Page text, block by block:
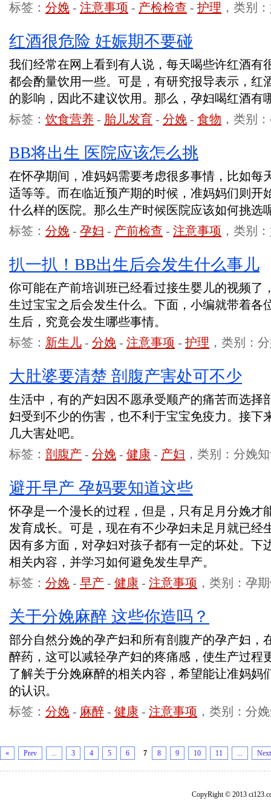
标签： 分娩 - 注意事项 - 产检检查 - 护理 ，类别
红酒很危险 妊娠期不要碰
我们经常在网上看到有人说，每天喝些许红酒有
都会酌量饮用一些。可是，有研究报导表示，红
的影响，因此不建议饮用。那么，孕妇喝红酒有
标签： 饮食营养 - 胎儿发育 - 分娩 - 食物 ，类别
BB将出生 医院应该怎么挑
在怀孕期间，准妈妈需要考虑很多事情，比如每
适等等。而在临近预产期的时候，准妈妈们则开
什么样的医院。那么生产时候医院应该如何挑选
标签： 分娩 - 孕妇 - 产前检查 - 注意事项 ，类别
扒一扒！BB出生后会发生什么事儿
你可能在产前培训班已经看过接生婴儿的视频了
生过宝宝之后会发生什么。下面，小编就带着各
生后，究竟会发生哪些事情。
标签： 新生儿 - 分娩 - 注意事项 - 护理 ，类别：
大肚婆要清楚 剖腹产害处可不少
生活中，有的产妇因不愿承受顺产的痛苦而选择
妇受到不少的伤害，也不利于宝宝免疫力。接下
几大害处吧。
标签： 剖腹产 - 分娩 - 健康 - 产妇 ，类别：分娩
避开早产 孕妈要知道这些
怀孕是一个漫长的过程，但是，只有足月分娩才
发育成长。可是，现在有不少孕妇未足月就已经
因有多方面，对孕妇对孩子都有一定的坏处。下
相关内容，并学习如何避免发生早产。
标签： 分娩 - 早产 - 健康 - 注意事项 ，类别：孕
关于分娩麻醉 这些你造吗？
部分自然分娩的孕产妇和所有剖腹产的孕产妇，
醉药，这可以减轻孕产妇的疼痛感，使生产过程
了解关于分娩麻醉的相关内容，希望能让准妈妈
的认识。
标签： 分娩 - 麻醉 - 健康 - 注意事项 ，类别：分
« Prev ... 3 4 5 6 7 8 9 10 11 ... Next
CopyRight © 2013